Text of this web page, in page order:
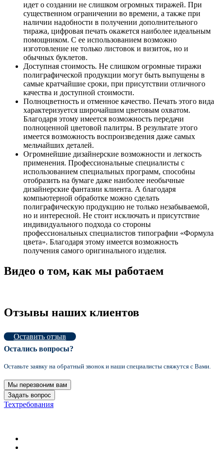
идет о создании не слишком огромных тиражей. При
существенном ограничении во времени, а также при
наличии надобности в получении дополнительного
тиража, цифровая печать окажется наиболее идеальным
помощником. С ее использованием возможно
изготовление не только листовок и визиток, но и
обычных буклетов.
Доступная стоимость. Не слишком огромные тиражи
полиграфической продукции могут быть выпущены в
самые кратчайшие сроки, при присутствии отличного
качества и доступной стоимости.
Полноцветность и отменное качество. Печать этого вида
характеризуется широчайшим цветовым охватом.
Благодаря этому имеется возможность передачи
полноценной цветовой палитры. В результате этого
имеется возможность воспроизведения даже самых
мельчайших деталей.
Огромнейшие дизайнерские возможности и легкость
применения. Профессиональные специалисты с
использованием специальных программ, способны
отобразить на бумаге даже наиболее необычные
дизайнерские фантазии клиента. А благодаря
компьютерной обработке можно сделать
полиграфическую продукцию не только незабываемой,
но и интересной. Не стоит исключать и присутствие
индивидуального подхода со стороны
профессиональных специалистов типографии «Формула
цвета». Благодаря этому имеется возможность
получения самого оригинального изделия.
Видео о том, как мы работаем
Отзывы наших клиентов
Оставить отзыв
Остались вопросы?
Оставьте заявку на обратный звонок и наши специалисты свяжутся с Вами.
Мы перезвоним вам
Задать вопрос
Техтребования